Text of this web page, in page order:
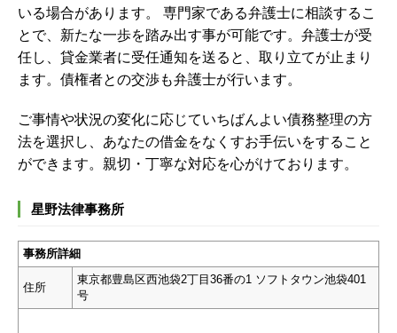
いる場合があります。 専門家である弁護士に相談するこ
とで、新たな一歩を踏み出す事が可能です。弁護士が受
任し、貸金業者に受任通知を送ると、取り立てが止まり
ます。債権者との交渉も弁護士が行います。
ご事情や状況の変化に応じていちばんよい債務整理の方
法を選択し、あなたの借金をなくすお手伝いをすること
ができます。親切・丁寧な対応を心がけております。
星野法律事務所
事務所詳細
住所
東京都豊島区西池袋2丁目36番の1 ソフトタウン池袋401
号